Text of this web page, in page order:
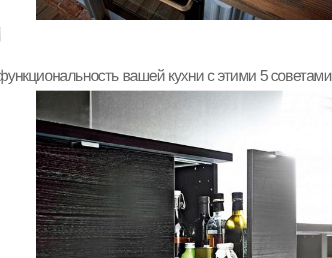
вашей кухни с этими 5 советами